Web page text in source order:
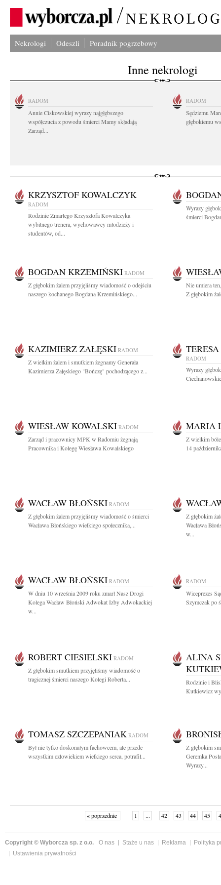
Nekrologi Odeszli Poradnik pogrzebowy
Inne nekrologi
RADOM
Annie Ciskowskiej wyrazy najgłębszego
współczucia z powodu śmierci Mamy składają
Zarząd...
RADOM
Sędziemu
głębokiemu
KRZYSZTOF KOWALCZYK
RADOM
Rodzinie Zmarłego Krzysztofa Kowalczyka
wybitnego trenera, wychowawcy młodzieży i
studentów, od...
Wyrazy
śmierci
BOGDAN KRZEMIŃSKI RADOM
Z głębokim żalem przyjęliśmy wiadomość o odejściu
naszego kochanego Bogdana Krzemińskiego...
Nie umiera
Z głębokim
KAZIMIERZ ZAŁĘSKI RADOM
Z wielkim żalem i smutkiem żegnamy Generała
Kazimierza Załęskiego "Bończę" pochodzącego z...
RADOM
Wyrazy
WIESŁAW KOWALSKI RADOM
Zarząd i pracownicy MPK w Radomiu żegnają
Pracownika i Kolegę Wiesława Kowalskiego
MARIA
Z wielkim
14
WACŁAW BŁOŃSKI RADOM
Z głębokim żalem przyjęliśmy wiadomość o śmierci
Wacława Błońskiego wielkiego społecznika,...
Z głębokim
Wacława
w...
WACŁAW BŁOŃSKI RADOM
W dniu 10 września 2009 roku zmarł Nasz Drogi
Kolega Wacław Błoński Adwokat Izby Adwokackiej
w...
RADOM
Wiceprezes
Szymczak po
ROBERT CIESIELSKI RADOM
Z głębokim smutkiem przyjęliśmy wiadomość o
tragicznej śmierci naszego Kolegi Roberta...
ALINA
Rodzinie i
Kutkiewicz
TOMASZ SZCZEPANIAK RADOM
Był nie tylko doskonałym fachowcem, ale przede
wszystkim człowiekiem wielkiego serca, potrafił...
Z głębokim
Geremka
Wyrazy...
« poprzednie 1 ... 42 43 44 45
Copyright © Wyborcza sp. z o.o. O nas Staże u nas Reklama
Polityka
Ustawienia prywatności